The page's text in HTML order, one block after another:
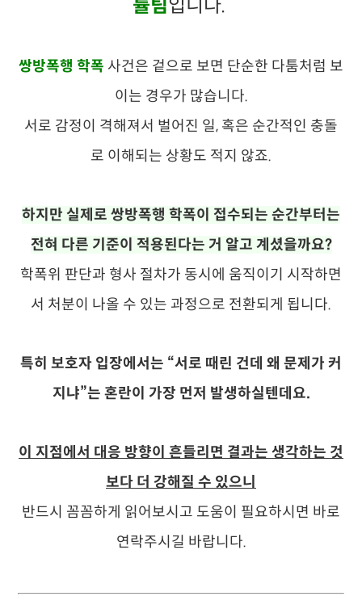
률팀입니다.
쌍방폭행 학폭 사건은 겉으로 보면 단순한 다툼처럼 보
이는 경우가 많습니다.
서로 감정이 격해져서 벌어진 일, 혹은 순간적인 충돌
로 이해되는 상황도 적지 않죠.
하지만 실제로 쌍방폭행 학폭이 접수되는 순간부터는
전혀 다른 기준이 적용된다는 거 알고 계셨을까요?
학폭위 판단과 형사 절차가 동시에 움직이기 시작하면
서 처분이 나올 수 있는 과정으로 전환되게 됩니다.
특히 보호자 입장에서는 “서로 때린 건데 왜 문제가 커
지냐”는 혼란이 가장 먼저 발생하실텐데요.
이 지점에서 대응 방향이 흔들리면 결과는 생각하는 것
보다 더 강해질 수 있으니
반드시 꼼꼼하게 읽어보시고 도움이 필요하시면 바로
연락주시길 바랍니다.